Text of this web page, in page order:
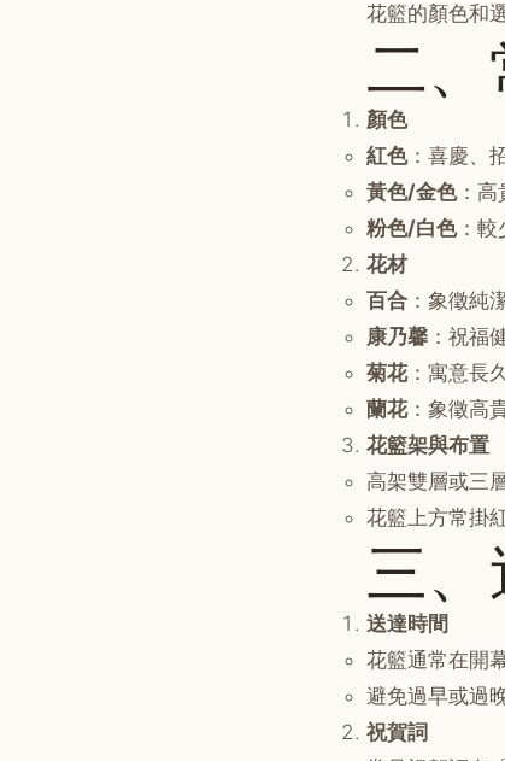
花籃的顏色和
二
顏色
紅色：喜慶、
黃色/金色：高
粉色/白色：較
花材
百合 ：象徵純
康乃馨 ：祝福
菊花：寓意長
蘭花：象徵高
花籃架與布置
高架雙層或三
花籃上方常掛
三
送達時間
花籃通常在開
避免過早或過
祝賀詞